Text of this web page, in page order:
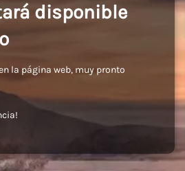
disponible
la página web, muy pronto